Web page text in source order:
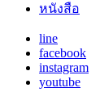
หนังสือ
line
facebook
instagram
youtube